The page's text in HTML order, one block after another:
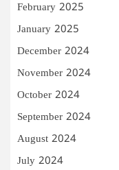
February 2025
January 2025
December 2024
November 2024
October 2024
September 2024
August 2024
July 2024